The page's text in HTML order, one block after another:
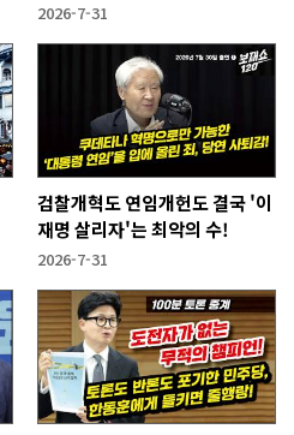
2026-7-31
검찰개혁도 연임개헌도 결국 '이
재명 살리자'는 최악의 수!
2026-7-31